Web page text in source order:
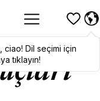
,ciao! To switch
click here!
ciao! Dil seçimi için
tıklayın!